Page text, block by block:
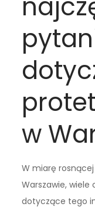
w
W miarę
Warszawie,
dotyczące tego